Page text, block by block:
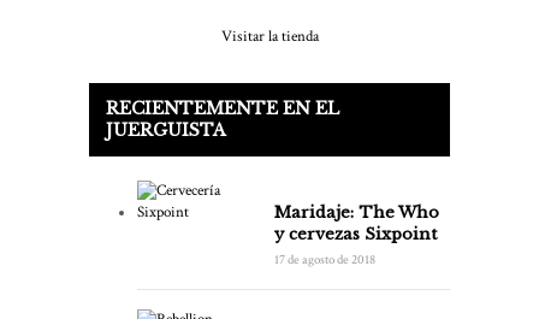
Visitar la tienda
RECIENTEMENTE EN EL
JUERGUISTA
Maridaje: The Who
y cervezas Sixpoint
17 de agosto de 2018